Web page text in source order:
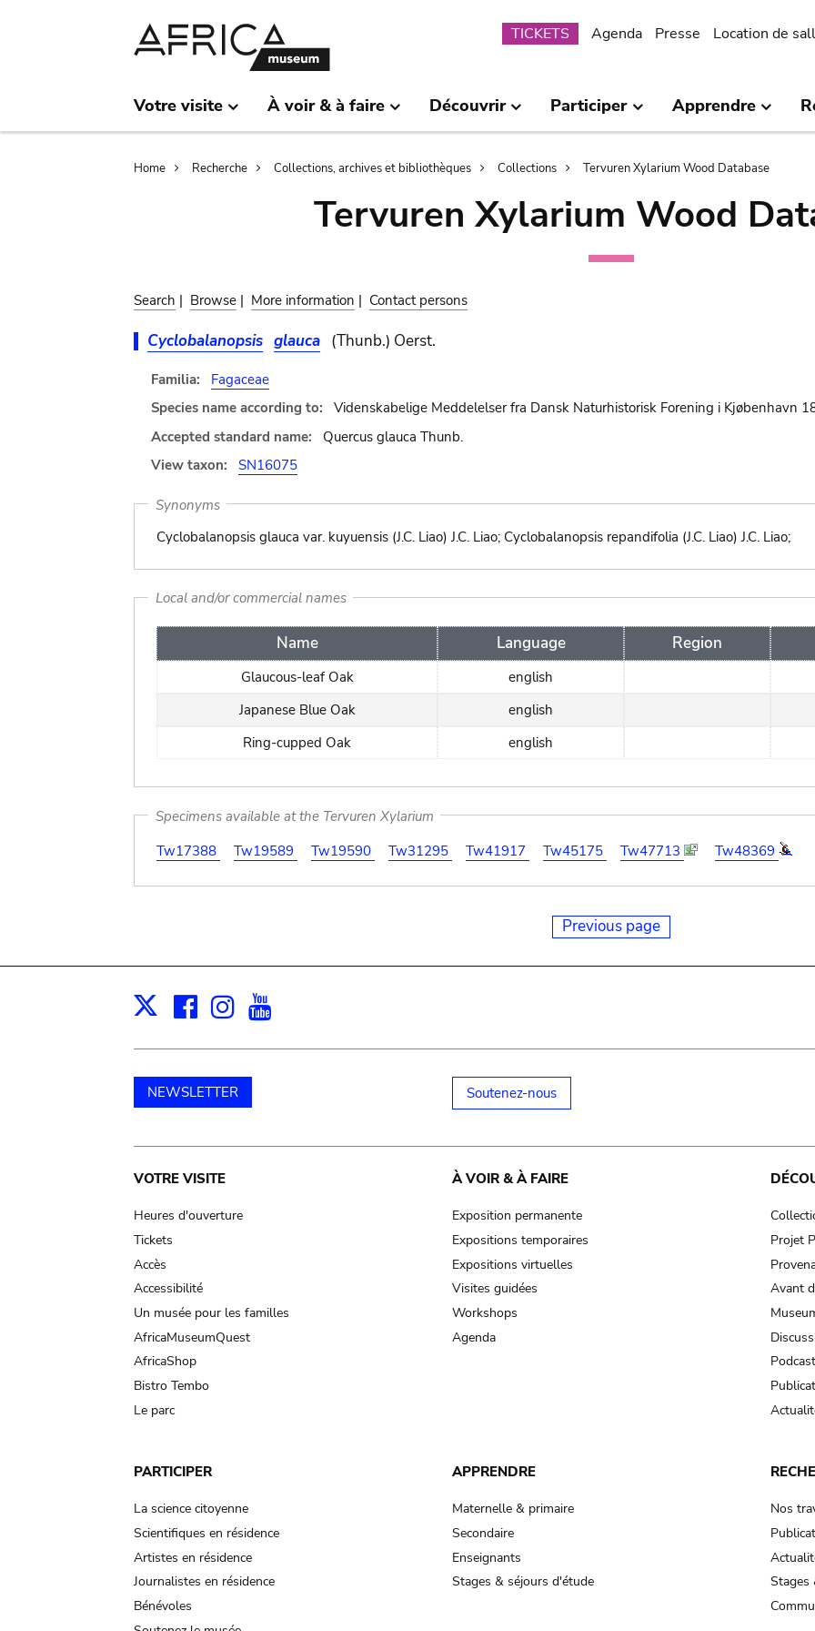
Submenu
TICKETS Agenda Presse Location de
Votre visite À voir & à faire Découvrir Participer Apprendre
Breadcrumb
Home Recherche Collections, archives et bibliothèques Collections Tervuren Xylarium Wood Database
Tervuren Xylarium Wood
Search | Browse | More information | Contact persons
Cyclobalanopsis glauca (Thunb.) Oerst.
Familia:
Fagaceae
Species name according to:
Videnskabelige Meddelelser fra Dansk Naturhistorisk Forening i Kjøbenhavn
Accepted standard name:
Quercus glauca Thunb.
View taxon:
SN16075
Synonyms
Cyclobalanopsis glauca var. kuyuensis (J.C. Liao) J.C. Liao; Cyclobalanopsis repandifolia (J.C. Liao) J.C. Liao;
Local and/or commercial names
Name Language Region
Glaucous-leaf Oak english
Japanese Blue Oak
english
Ring-cupped Oak
english
Specimens available at the Tervuren Xylarium
Tw17388
Tw19589 Tw19590 Tw31295 Tw41917 Tw45175 Tw47713 Tw48369
Previous page
X Facebook
Instagram
NEWSLETTER Soutenez-nous
Main
navigation
VOTRE VISITE
Heures d'ouverture
Tickets
Accès
Accessibilité
Un musée pour les familles
AfricaMuseumQuest
AfricaShop
Bistro Tembo
Le parc
À VOIR & À FAIRE
Exposition permanente
Expositions temporaires
Expositions virtuelles
Visites guidées
Workshops
Agenda
Projet
Avant
PARTICIPER
La science citoyenne
Scientifiques en résidence
Artistes en résidence
Journalistes en résidence
Bénévoles
APPRENDRE
Maternelle & primaire
Secondaire
Enseignants
Stages & séjours d'étude
Nos
Stages